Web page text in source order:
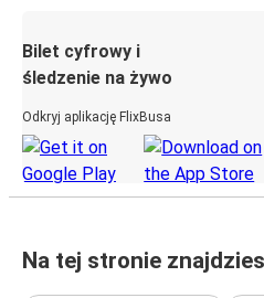
Bilet cyfrowy i
śledzenie na żywo
Odkryj aplikację FlixBusa
Na tej stronie